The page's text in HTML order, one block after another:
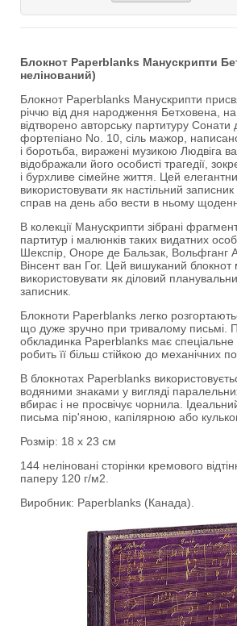
Блокнот Paperblanks Манускрипти
нелінований)
Блокнот Paperblanks Манускрипти
річчю від дня народження Бетховена,
відтворено авторську партитуру Сонати
фортепіано No. 10, сіль мажор,
і боротьба, виражені музикою Людвіга
відображали його особисті трагедії,
і бурхливе сімейне життя. Цей
використовувати як настільний
справ на день або вести в ньому
В колекції Манускрипти зібрані
партитур і малюнків таких видатних
Шекспір, Оноре де Бальзак, Вольфганг
Вінсент ван Гог. Цей вишуканий
використовувати як діловий
записник.
Блокноти Paperblanks легко
що дуже зручно при тривалому письмі.
обкладинка Paperblanks має
робить її більш стійкою до механічних
В блокнотах Paperblanks
водяними знаками у вигляді
вбирає і не просвічує чорнила.
письма пір'яною, капілярною або
Розмір: 18 х 23 см
144 неліновані сторінки кремового
паперу 120 г/м2.
Виробник: Paperblanks (Канада).